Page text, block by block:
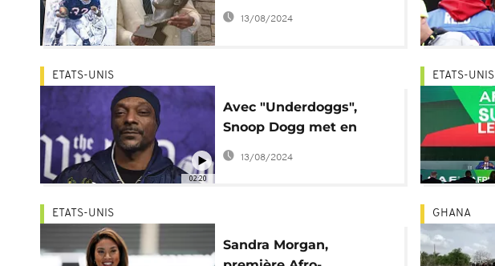
de sa vie
13/08/2024
02:20
ETATS-UNIS
Avec "Underdoggs",
Snoop Dogg met en
lumière la famille à
travers la NFL
13/08/2024
ETATS-UNIS
ETATS-UNIS
Sandra Morgan,
GHANA